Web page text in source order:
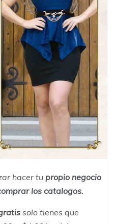
hacer tu propio negocio
los catalogos.
solo tienes que